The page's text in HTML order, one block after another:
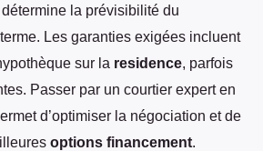
la prévisibilité du
Les garanties exigées incluent
sur la residence , parfois
Passer par un courtier expert en
d’optimiser la négociation et de
options financement